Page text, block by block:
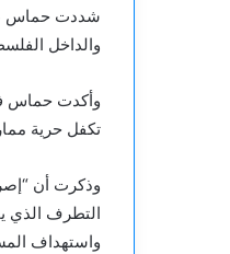
شددت حماس
والداخل
وأكدت حماس
تكفل حرية
وذكرت أن
التطرف الذي
واستهداف